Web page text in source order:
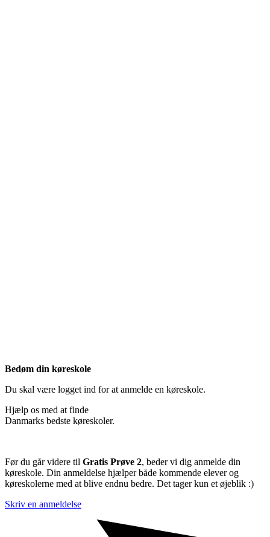
Bedøm din køreskole
Du skal være logget ind for at anmelde en køreskole.
Hjælp os med at finde
Danmarks bedste køreskoler.
Før du går videre til Gratis Prøve 2, beder vi dig anmelde din
køreskole. Din anmeldelse hjælper både kommende elever og
køreskolerne med at blive endnu bedre. Det tager kun et øjeblik :)
Skriv en anmeldelse